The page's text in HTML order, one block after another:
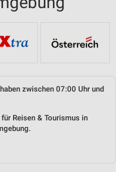
zwischen 07:00 Uhr und
Reisen & Tourismus in